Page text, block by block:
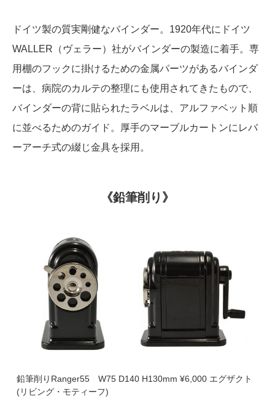
ドイツ製の質実剛健なバインダー。1920年代にドイツ
WALLER（ヴェラー）社がバインダーの製造に着手。専
用棚のフックに掛けるための金属パーツがあるバインダ
ーは、病院のカルテの整理にも使用されてきたもので、
バインダーの背に貼られたラベルは、アルファベット順
に並べるためのガイド。厚手のマーブルカートンにレバ
ーアーチ式の綴じ金具を採用。
《鉛筆削り》
鉛筆削りRanger55 W75 D140 H130mm ¥6,000 エグザクト
(リビング・モティーフ)